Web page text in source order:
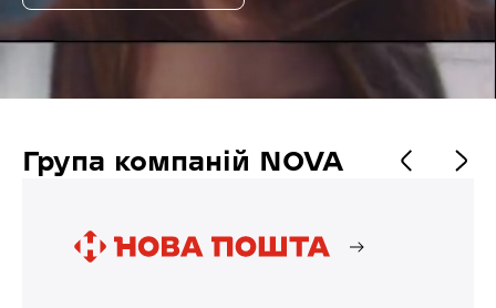
Група компаній NOVA